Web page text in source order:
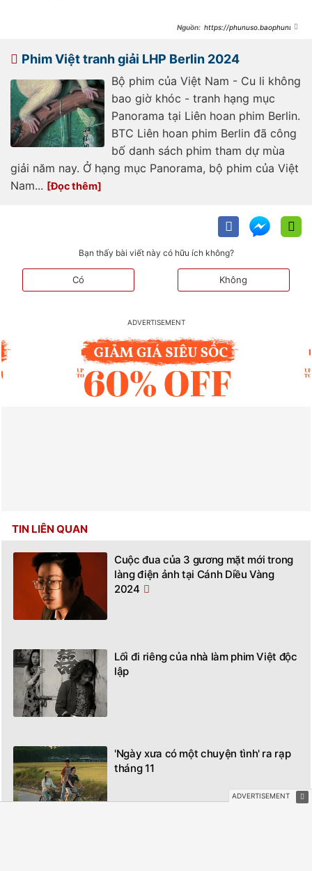
https://phunuso.baophunuth
gio-khoc-qua-ong-kinh-anh-trai-
thien-minh-
Phim Việt tranh giải LHP Berlin 2024
Bộ phim của Việt Nam - Cu li không
bao giờ khóc - tranh hạng mục
Panorama tại Liên hoan phim Berlin.
BTC Liên hoan phim Berlin đã công
bố danh sách phim tham dự mùa
giải năm nay. Ở hạng mục Panorama, bộ phim của Việt
Nam...
Bạn thấy bài viết này có hữu ích không?
Có Không
TIN LIÊN QUAN
Cuộc đua của 3 gương mặt mới trong
làng điện ảnh tại Cánh Diều Vàng
2024
Lối đi riêng của nhà làm phim Việt độc
lập
'Ngày xưa có một chuyện tình' ra rạp
tháng 11